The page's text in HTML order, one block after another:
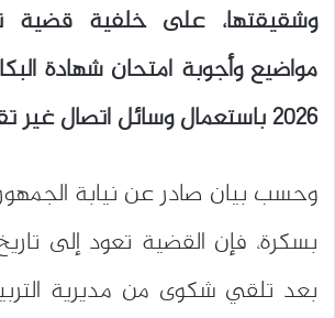
وشقيقتها، على خلفية قضية
مواضيع وأجوبة امتحان شهادة
2026 باستعمال وسائل اتصال غير تقليدية.
وحسب بيان صادر عن نيابة
بعد تلقي شكوى من مديرية